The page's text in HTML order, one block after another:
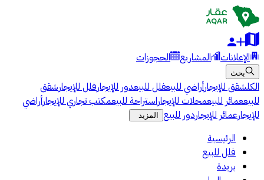
الإعلانات المشاريع الحجوزات
بحث
الكلشقق للإيجارأراضي للبيعفلل للبيعدور للإيجارفلل للإيجارشقق
للبيععمائر للبيعمحلات للإيجاراستراحة للبيعمكتب تجاري للإيجارأراضي
للإيجارعمائر للإيجاردور للبيع المزيد
الرئيسية
فلل للبيع
بريدة